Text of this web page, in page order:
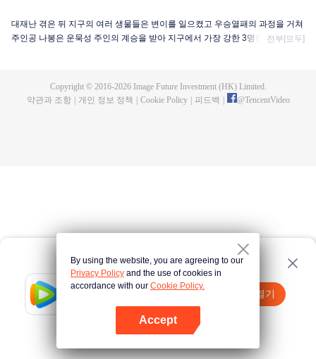
Tencent Video
앱 열기
여기 클릭 다시 시도
대재난 겪은 뒤 지구의 여러 생물들은 변이를 일으켰고 우승열패의 과정을 거쳐
주인공 나봉은 운묵성 주인의 계승을 받아 지구에서 가장 강한 3명의 인간 중 한
전부[모두]
Copyright © 2016-2026Image Future Investment (HK) Limited.
약관과 조항
개인 정보 정책 Cookie Policy 피드백 @TencentVideo
By using the website, you are agreeing to our
Privacy Policy and the use of cookies in
accordance with our Cookie Policy.
Accept